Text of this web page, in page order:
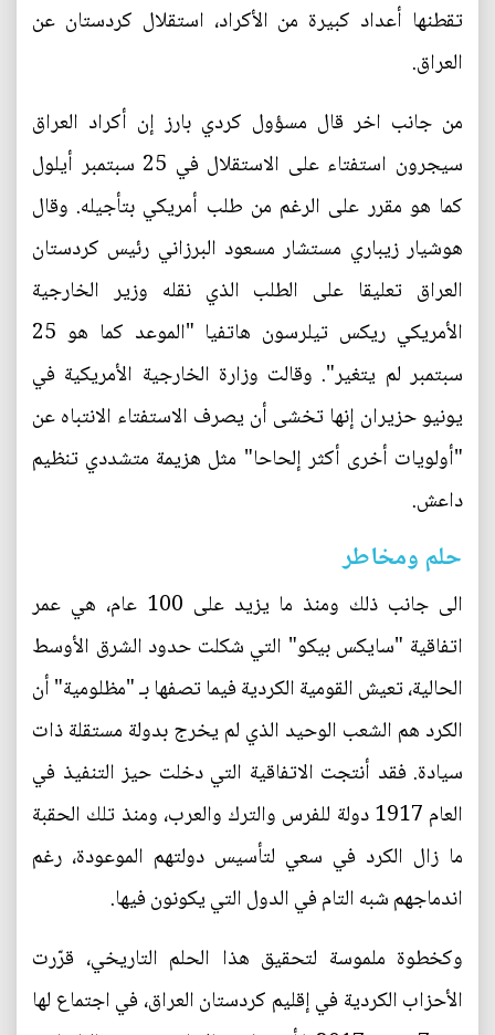
تقطنها أعداد كبيرة من الأكراد، استقلال كردستان عن
العراق.
من جانب اخر قال مسؤول كردي بارز إن أكراد العراق
سيجرون استفتاء على الاستقلال في 25 سبتمبر أيلول
كما هو مقرر على الرغم من طلب أمريكي بتأجيله. وقال
هوشيار زيباري مستشار مسعود البرزاني رئيس كردستان
العراق تعليقا على الطلب الذي نقله وزير الخارجية
الأمريكي ريكس تيلرسون هاتفيا "الموعد كما هو 25
سبتمبر لم يتغير". وقالت وزارة الخارجية الأمريكية في
يونيو حزيران إنها تخشى أن يصرف الاستفتاء الانتباه عن
"أولويات أخرى أكثر إلحاحا" مثل هزيمة متشددي تنظيم
داعش.
حلم ومخاطر
الى جانب ذلك ومنذ ما يزيد على 100 عام، هي عمر
اتفاقية "سايكس بيكو" التي شكلت حدود الشرق الأوسط
الحالية، تعيش القومية الكردية فيما تصفها بـ "مظلومية" أن
الكرد هم الشعب الوحيد الذي لم يخرج بدولة مستقلة ذات
سيادة. فقد أنتجت الاتفاقية التي دخلت حيز التنفيذ في
العام 1917 دولة للفرس والترك والعرب، ومنذ تلك الحقبة
ما زال الكرد في سعي لتأسيس دولتهم الموعودة، رغم
اندماجهم شبه التام في الدول التي يكونون فيها.
وكخطوة ملموسة لتحقيق هذا الحلم التاريخي، قرّرت
الأحزاب الكردية في إقليم كردستان العراق، في اجتماع لها